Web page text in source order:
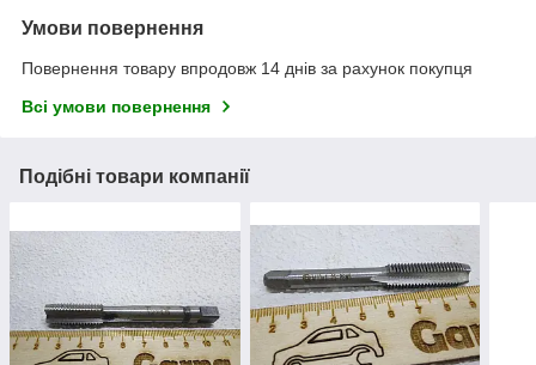
Умови повернення
Повернення товару впродовж 14 днів за рахунок покупця
Всі умови повернення
Подібні товари компанії